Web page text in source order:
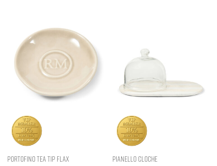
Portofino Tea Tip flax Pianello Cloche